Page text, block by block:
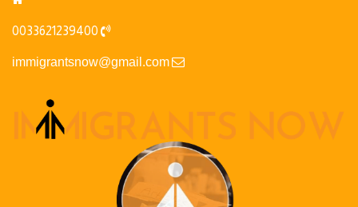
immigrantsnow@gmail.com